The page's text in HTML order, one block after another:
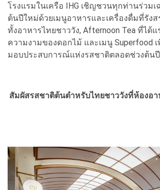
โรงแรมในเครือ IHG เชิญชวนทุกท่านร่วมเ
ต้นปีใหม่ด้วยเมนูอาหารและเครื่องดื่มที่รัง
ทั้งอาหารไทยชาววัง, Afternoon Tea ที่ได้
ความงามของดอกไม้ และเมนู Superfood
มอบประสบการณ์แห่งรสชาติตลอดช่วงต้น
สัมผัสรสชาติต้นตำหรับไทยชาววังที่ห้องอา